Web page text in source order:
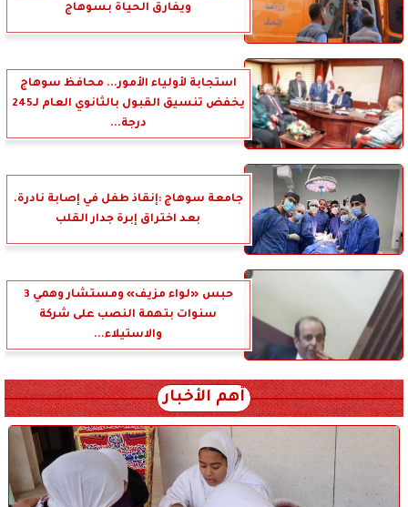
ويفارق الحياة بسوهاج
استجابة لأولياء الأمور... محافظ سوهاج
يخفض تنسيق القبول بالثانوي العام لـ245
درجة...
جامعة سوهاج :إنقاذ طفل في إصابة نادرة.
بعد اختراق إبرة جدار القلب
حبس «لواء مزيف» ومستشار وهمي 3
سنوات بتهمة النصب على شركة
والاستيلاء...
أهم الأخبار